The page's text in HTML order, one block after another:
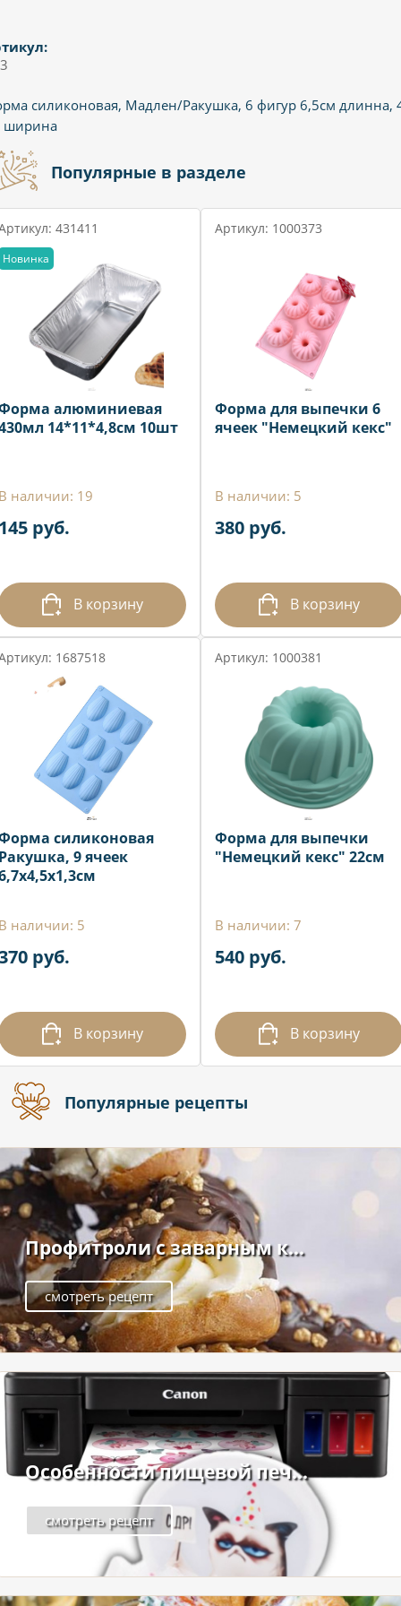
силиконовая, Мадлен/Ракушка, 6 фигур 6,5см длинна,
ширина
Популярные в разделе
431411
Новинка
алюминиевая
14*11*4,8см 10шт
наличии: 19
руб.
В корзину
Артикул: 1000373
Форма для выпечки 6
ячеек "Немецкий кекс"
В наличии: 5
380 руб.
В корзину
1687518
силиконовая
9 ячеек
наличии: 5
руб.
В корзину
Артикул: 1000381
Форма для выпечки
"Немецкий кекс" 22см
В наличии: 7
540 руб.
В корзину
Популярные рецепты
Профитроли с заварным к...
смотреть рецепт
Особенности пищевой печ...
смотреть рецепт